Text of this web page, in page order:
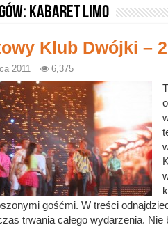
Kabaret Limo
Klub Dwójki –
2011 6,375
gośćmi. W treści
trwania całego wydarzenia.